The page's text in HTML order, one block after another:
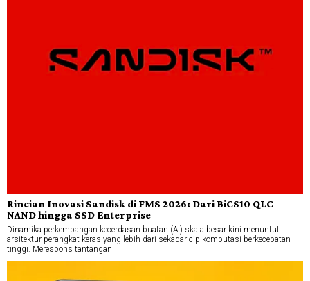
Rincian Inovasi Sandisk di FMS 2026: Dari BiCS10 QLC
NAND hingga SSD Enterprise
Dinamika perkembangan kecerdasan buatan (AI) skala besar kini menuntut
arsitektur perangkat keras yang lebih dari sekadar cip komputasi berkecepatan
tinggi. Merespons tantangan